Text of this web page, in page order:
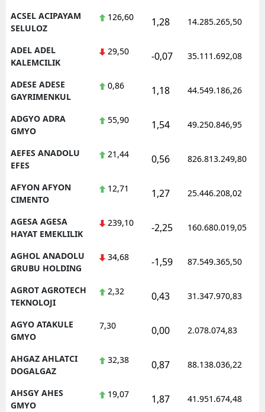
Eskişehir
Gümüşhane
Hakkari
Mersin
Kars
Kırşehir
ACSEL ACIPAYAM
SELULOZ
126,60 1,28 14.285.265,50
ADEL ADEL
KALEMCILIK
29,50 -0,07 35.111.692,08
ADESE ADESE
GAYRIMENKUL
0,86 1,18 44.549.186,26
ADGYO ADRA
GMYO
55,90 1,54 49.250.846,95
AEFES ANADOLU
EFES
21,44 0,56 826.813.249,80
AFYON AFYON
CIMENTO
12,71 1,27 25.446.208,02
AGESA AGESA
HAYAT EMEKLILIK
239,10 -2,25 160.680.019,05
AGHOL ANADOLU
GRUBU HOLDING
34,68 -1,59 87.549.365,50
AGROT AGROTECH
TEKNOLOJI
2,32 0,43 31.347.970,83
AGYO ATAKULE
GMYO
7,30 0,00 2.078.074,83
AHGAZ AHLATCI
DOGALGAZ
32,38 0,87 88.138.036,22
AHSGY AHES
GMYO
19,07 1,87 41.951.674,48